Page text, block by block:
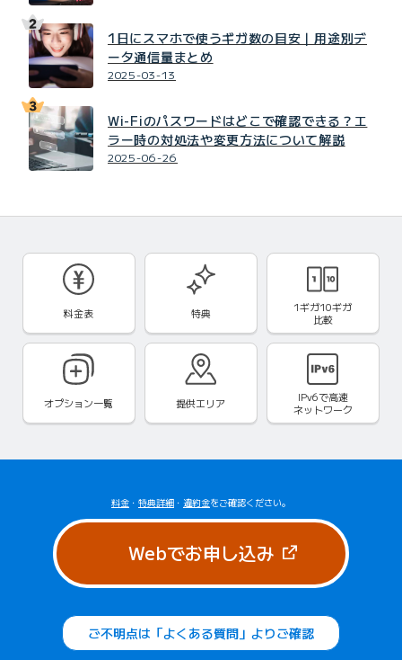
1日にスマホで使うギガ数の目安｜用途別デ
ータ通信量まとめ
2025-03-13
Wi-Fiのパスワードはどこで確認できる？エ
ラー時の対処法や変更方法について解説
2025-06-26
料金表 特典
1ギガ10ギガ
比較
オプション一覧 提供エリア IPv6で高速
ネットワーク
料金 ・ 特典詳細 ・ 違約金をご確認ください。
Webでお申し込み（新しいタブ
ご不明点は「よくある質問」よりご確認